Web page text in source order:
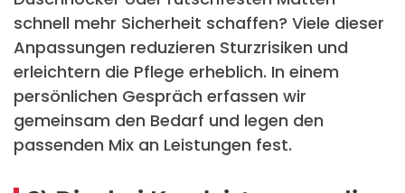
schnell mehr Sicherheit schaffen? Viele dieser
Anpassungen reduzieren Sturzrisiken und
erleichtern die Pflege erheblich. In einem
persönlichen Gespräch erfassen wir
gemeinsam den Bedarf und legen den
passenden Mix an Leistungen fest.